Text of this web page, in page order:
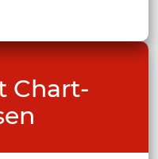
Chart-